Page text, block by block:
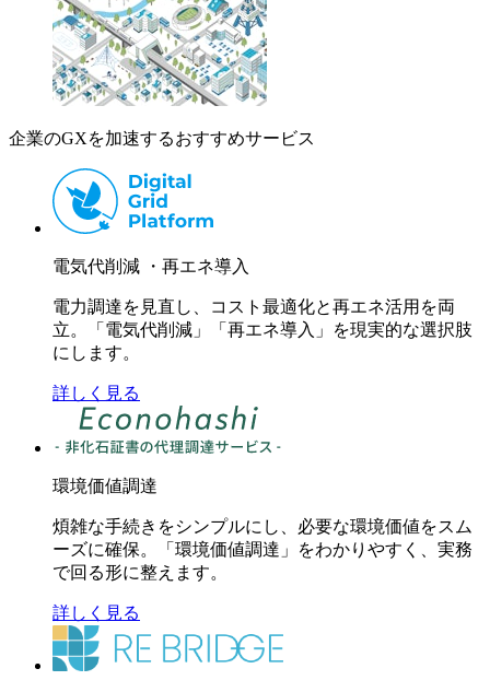
企業のGXを加速するおすすめサービス
電気代削減 ・再エネ導入
電力調達を見直し、コスト最適化と再エネ活用を両
立。「電気代削減」「再エネ導入」を現実的な選択肢
にします。
詳しく見る
環境価値調達
煩雑な手続きをシンプルにし、必要な環境価値をスム
ーズに確保。「環境価値調達」をわかりやすく、実務
で回る形に整えます。
詳しく見る